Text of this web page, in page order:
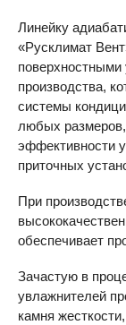
Линейку
«Русклимат
поверхностными
производства,
системы
любых
эффективности
приточных
При
обеспечивает
Зачастую в
увлажнителей
камня